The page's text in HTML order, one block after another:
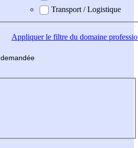
Transport / Logistique
Appliquerle filtre du domaine
demandée